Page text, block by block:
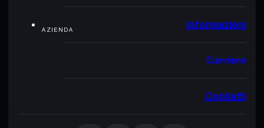
AZIENDA Informazioni
Carriere
Contatti